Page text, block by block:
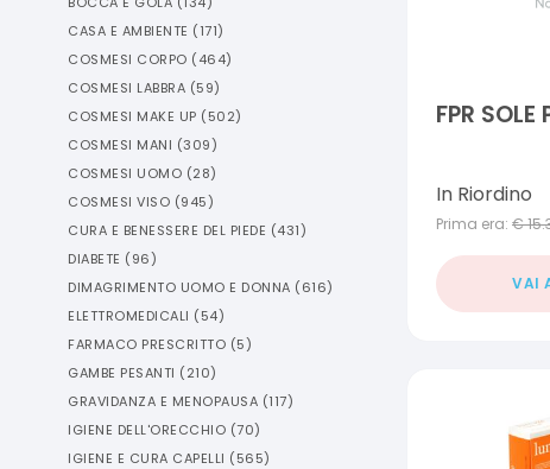
CASA E AMBIENTE (171)
COSMESI CORPO (464)
COSMESI LABBRA (59)
COSMESI MAKE UP (502)
COSMESI MANI (309)
COSMESI UOMO (28)
COSMESI VISO (945)
CURA E BENESSERE DEL PIEDE (431)
DIABETE (96)
DIMAGRIMENTO UOMO E DONNA (616)
ELETTROMEDICALI (54)
FARMACO PRESCRITTO (5)
GAMBE PESANTI (210)
GRAVIDANZA E MENOPAUSA (117)
IGIENE DELL'ORECCHIO (70)
IGIENE E CURA CAPELLI (565)
FPR SOLE
In Riordino
Prima era: €
VAI